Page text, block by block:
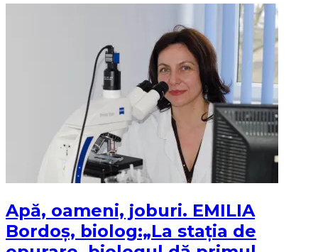
Apă, oameni, joburi. EMILIA
Bordoș, biolog:„La stația de